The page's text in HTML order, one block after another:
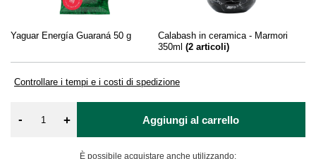
Yaguar Energía Guaraná 50 g
Calabash in ceramica - Marmori
350ml (2 articoli)
Controllare i tempi e i costi di spedizione
- + Aggiungi al carrello
È possibile acquistare anche utilizzando: